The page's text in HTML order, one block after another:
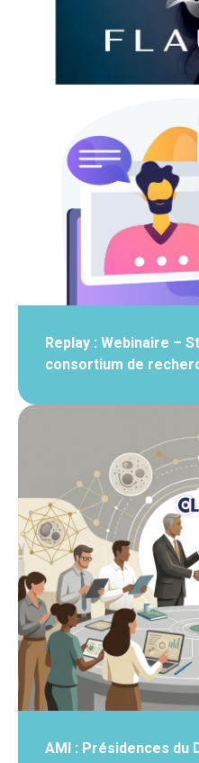
Replay : Webinaire –
consortium de
AMI : Présidences du